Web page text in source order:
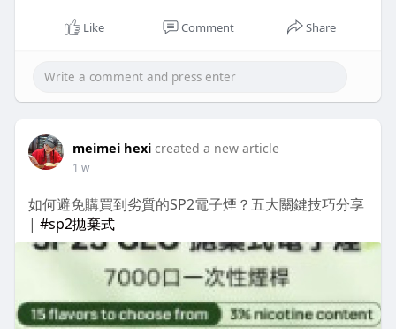
Like Comment Share
meimei hexi created a new article
1 w
如何避免購買到劣質的SP2電子煙？五大關鍵技巧分享
| #sp2拋棄式